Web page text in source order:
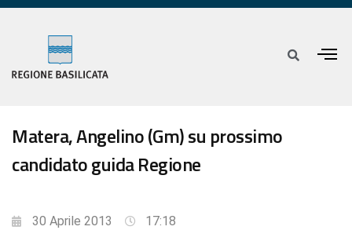
Matera, Angelino (Gm) su prossimo
candidato guida Regione
30 Aprile 2013 17:18